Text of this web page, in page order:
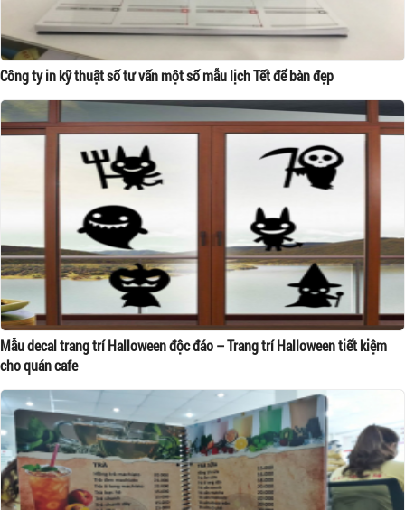
Công ty in kỹ thuật số tư vấn một số mẫu lịch Tết để bàn đẹp
Mẫu decal trang trí Halloween độc đáo – Trang trí Halloween tiết kiệm
cho quán cafe